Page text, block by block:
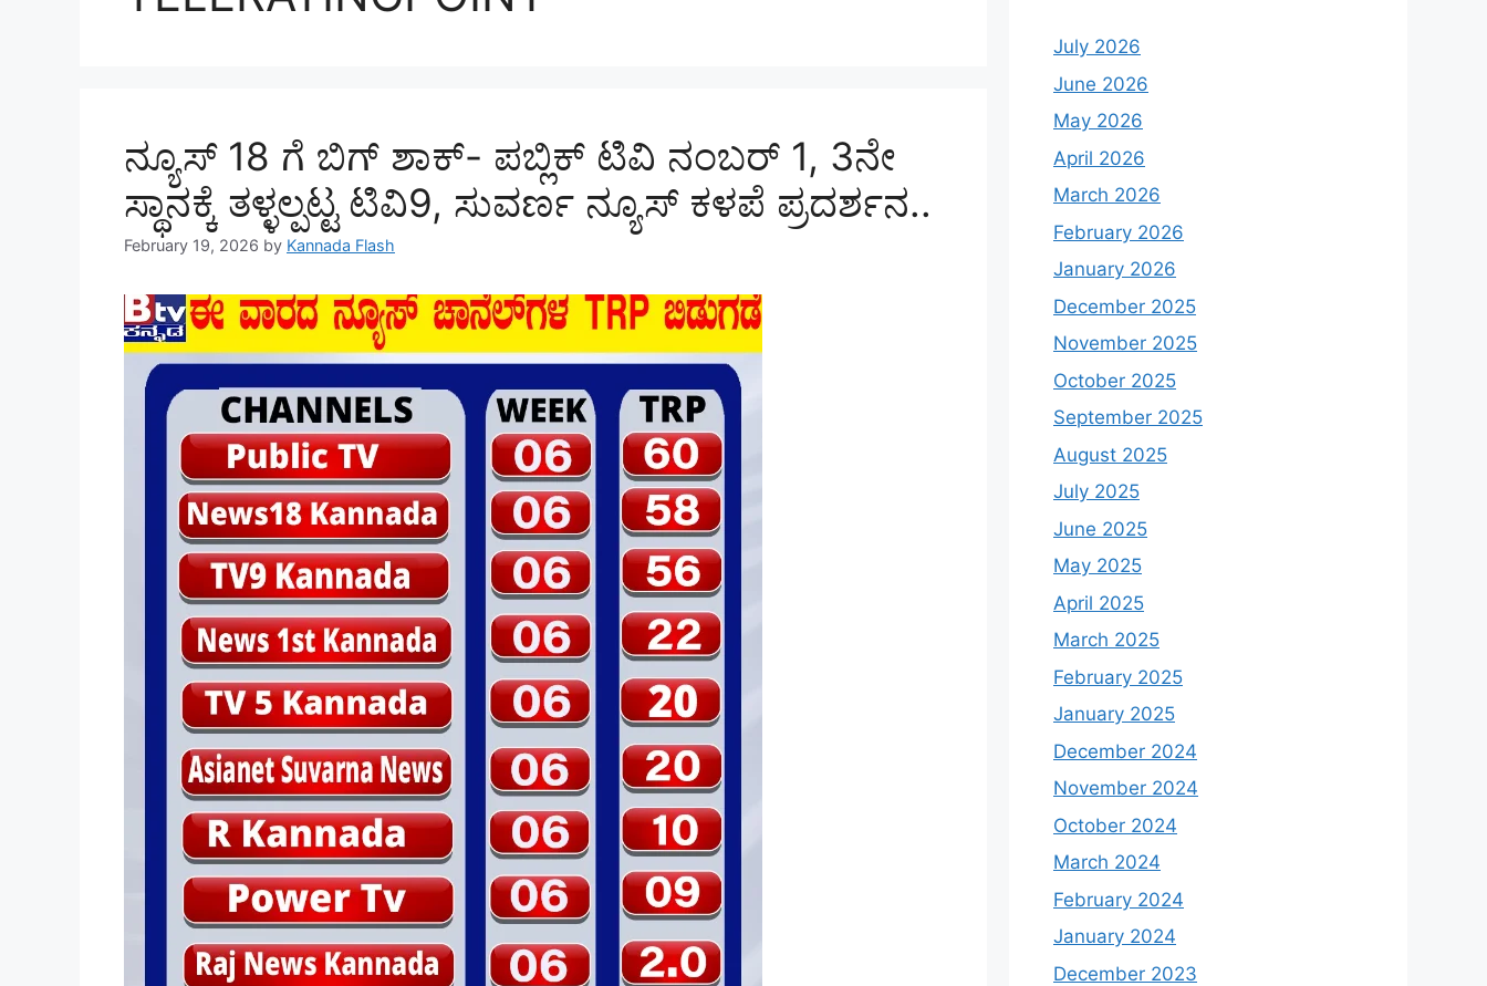
ನ್ಯೂಸ್‌ 18 ಗೆ ಬಿಗ್ ಶಾಕ್- ಪಬ್ಲಿಕ್‌ ಟಿವಿ ನಂಬರ್‌ 1, 3ನೇ
ಸ್ಥಾನಕ್ಕೆ ತಳ್ಳಲ್ಪಟ್ಟ ಟಿವಿ9, ಸುವರ್ಣ ನ್ಯೂಸ್‌ ಕಳಪೆ ಪ್ರದರ್ಶನ..
February 19, 2026 by Kannada Flash
July 2026
June 2026
May 2026
April 2026
March 2026
February 2026
January 2026
December 2025
November 2025
October 2025
September 2025
August 2025
July 2025
June 2025
May 2025
April 2025
March 2025
February 2025
January 2025
December 2024
November 2024
October 2024
March 2024
February 2024
January 2024
December 2023